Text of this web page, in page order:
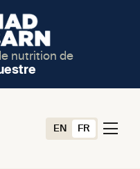
nutrition de
EN FR